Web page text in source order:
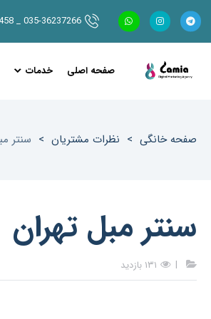
035-36237266 _ 09132585458
صفحه اصلی خدمات
صفحه خانگی > نظرات مشتریان > سنتر
سنتر مبل تهران
۱۳۱ بازدید